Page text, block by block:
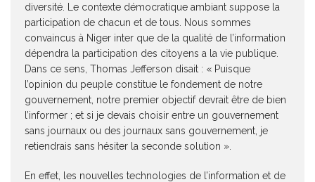
diversité. Le contexte démocratique ambiant suppose la
participation de chacun et de tous. Nous sommes
convaincus à Niger inter que de la qualité de l’information
dépendra la participation des citoyens a la vie publique.
Dans ce sens, Thomas Jefferson disait : « Puisque
l’opinion du peuple constitue le fondement de notre
gouvernement, notre premier objectif devrait être de bien
l’informer ; et si je devais choisir entre un gouvernement
sans journaux ou des journaux sans gouvernement, je
retiendrais sans hésiter la seconde solution ».
En effet, les nouvelles technologies de l’information et de